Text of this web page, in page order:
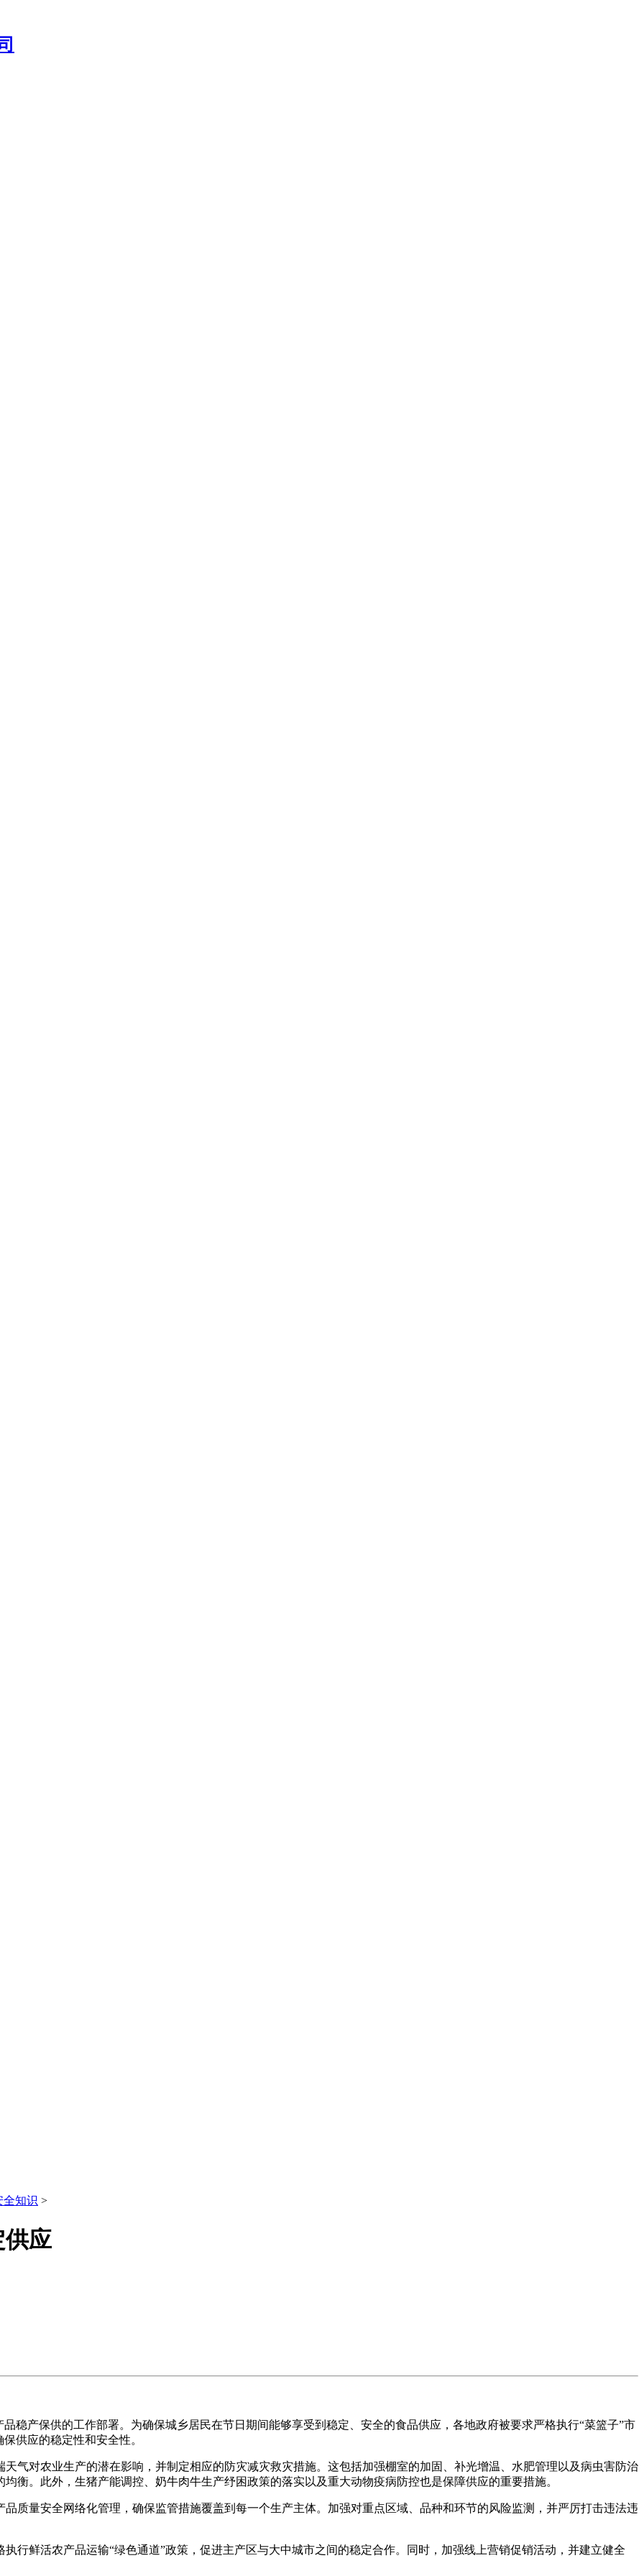
全知识 >
供应
产保供的工作部署。为确保城乡居民在节日期间能够享受到稳定、安全的食品供应，各地政府被要求严格执行“菜篮子”市
供应的稳定性和安全性。
对农业生产的潜在影响，并制定相应的防灾减灾救灾措施。这包括加强棚室的加固、补光增温、水肥管理以及病虫害防治
衡。此外，生猪产能调控、奶牛肉牛生产纾困政策的落实以及重大动物疫病防控也是保障供应的重要措施。
量安全网络化管理，确保监管措施覆盖到每一个生产主体。加强对重点区域、品种和环节的风险监测，并严厉打击违法违
鲜活农产品运输“绿色通道”政策，促进主产区与大中城市之间的稳定合作。同时，加强线上营销促销活动，并建立健全